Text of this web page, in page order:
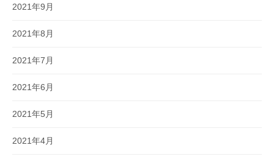
2021年9月
2021年8月
2021年7月
2021年6月
2021年5月
2021年4月